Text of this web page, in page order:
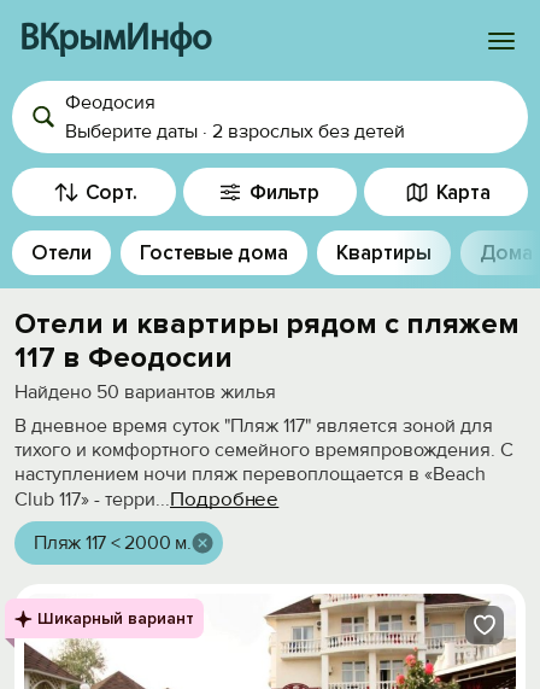
ВКрымИнфо
Войти
Избранное
История просмотра
Феодосия
Выберите даты · 2 взрослых без детей
Сорт. Фильтр Карта
Отели Гостевые дома Квартиры Дома
Отели и квартиры рядом с пляжем
117 в Феодосии
Найдено 50 вариантов жилья
В дневное время суток "Пляж 117" является зоной для
тихого и комфортного семейного времяпровождения. С
наступлением ночи пляж перевоплощается в «Beach
Club 117» - терри...Подробнее
Пляж 117 < 2000 м.
Шикарный вариант